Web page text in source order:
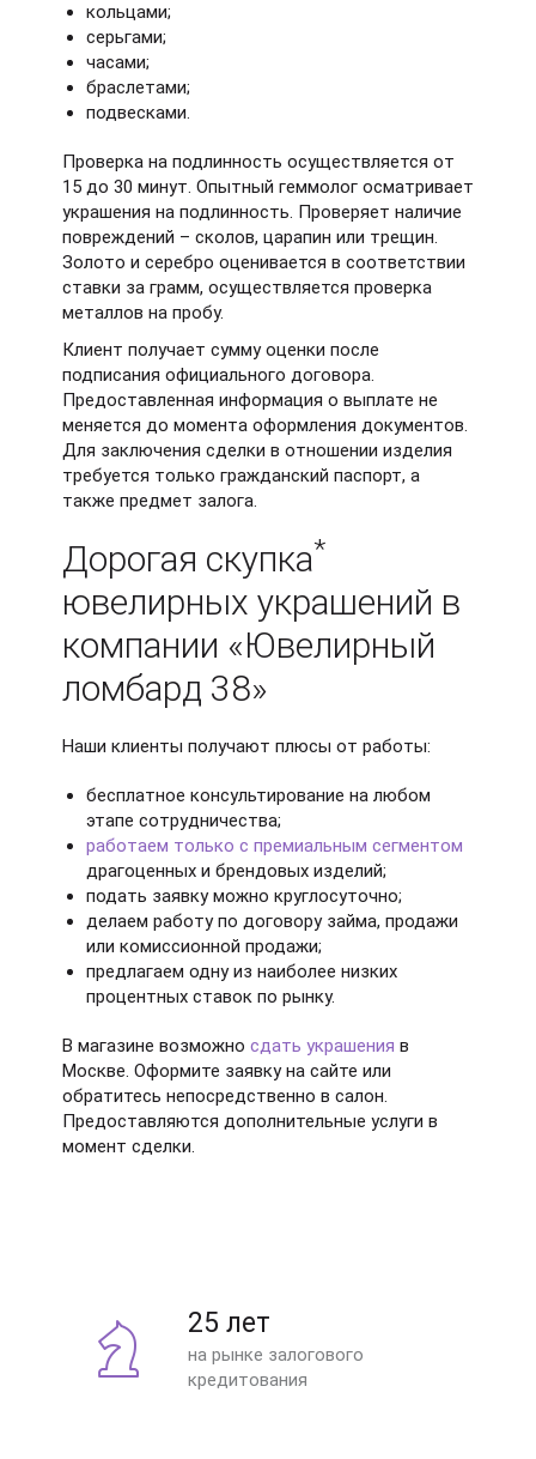
кольцами;
серьгами;
часами;
браслетами;
подвесками.
Проверка на подлинность осуществляется от
15 до 30 минут. Опытный геммолог осматривает
украшения на подлинность. Проверяет наличие
повреждений – сколов, царапин или трещин.
Золото и серебро оценивается в соответствии
ставки за грамм, осуществляется проверка
металлов на пробу.
Клиент получает сумму оценки после
подписания официального договора.
Предоставленная информация о выплате не
меняется до момента оформления документов.
Для заключения сделки в отношении изделия
требуется только гражданский паспорт, а
также предмет залога.
Дорогая скупка*
ювелирных украшений в
компании «Ювелирный
ломбард 38»
Наши клиенты получают плюсы от работы:
бесплатное консультирование на любом
этапе сотрудничества;
работаем только с премиальным сегментом
драгоценных и брендовых изделий;
подать заявку можно круглосуточно;
делаем работу по договору займа, продажи
или комиссионной продажи;
предлагаем одну из наиболее низких
процентных ставок по рынку.
В магазине возможно сдать украшения в
Москве. Оформите заявку на сайте или
обратитесь непосредственно в салон.
Предоставляются дополнительные услуги в
момент сделки.
25 лет
на рынке залогового
кредитования